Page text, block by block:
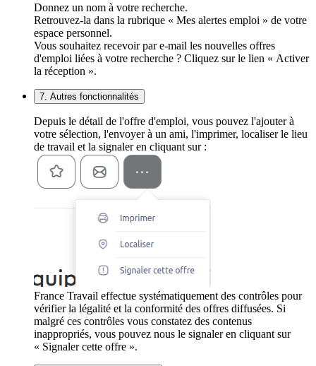
Donnez un nom à votre recherche.
Retrouvez-la dans la rubrique « Mes alertes emploi » de votre
espace personnel.
Vous souhaitez recevoir par e-mail les nouvelles offres
d'emploi liées à votre recherche ? Cliquez sur le lien « Activer
la réception ».
7. Autres fonctionnalités
Depuis le détail de l'offre d'emploi, vous pouvez l'ajouter à
votre sélection, l'envoyer à un ami, l'imprimer, localiser le lieu
de travail et la signaler en cliquant sur :
France Travail effectue systématiquement des contrôles pour
vérifier la légalité et la conformité des offres diffusées. Si
malgré ces contrôles vous constatez des contenus
inappropriés, vous pouvez nous le signaler en cliquant sur
« Signaler cette offre ».